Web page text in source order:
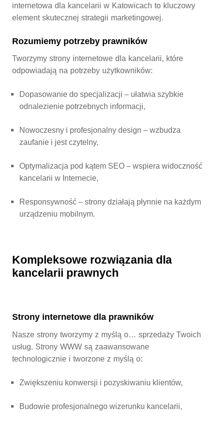
internetowa dla kancelarii w Katowicach to kluczowy
element skutecznej strategii marketingowej.
Rozumiemy potrzeby prawników
Tworzymy strony internetowe dla kancelarii, które
odpowiadają na potrzeby użytkowników:
Dopasowanie do specjalizacji – ułatwia szybkie
odnalezienie potrzebnych informacji,
Nowoczesny i profesjonalny design – wzbudza
zaufanie i jest czytelny,
Optymalizacja pod kątem SEO – wspiera widoczność
kancelarii w Internecie,
Responsywność – strony działają płynnie na każdym
urządzeniu mobilnym.
Kompleksowe rozwiązania dla
kancelarii prawnych
Strony internetowe dla prawników
Nasze strony tworzymy z myślą o… sprzedaży Twoich
usług. Strony WWW są zaawansowane
technologicznie i tworzone z myślą o:
Zwiększeniu konwersji i pozyskiwaniu klientów,
Budowie profesjonalnego wizerunku kancelarii,